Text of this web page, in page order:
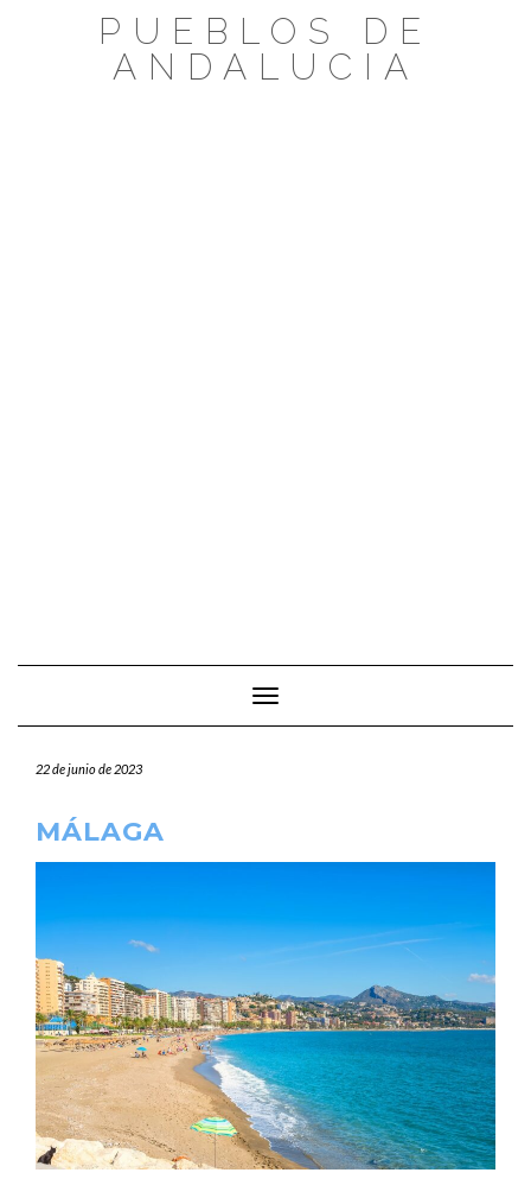
PUEBLOS DE
ANDALUCIA
Cambiar modo de navegación
22 de junio de 2023
MÁLAGA